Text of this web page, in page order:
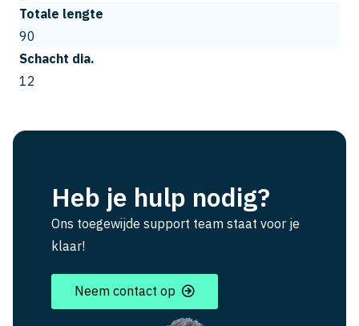
Totale lengte
90
Schacht dia.
12
Heb je hulp nodig?
Ons toegewijde support team staat voor je
klaar!
Neem contact op